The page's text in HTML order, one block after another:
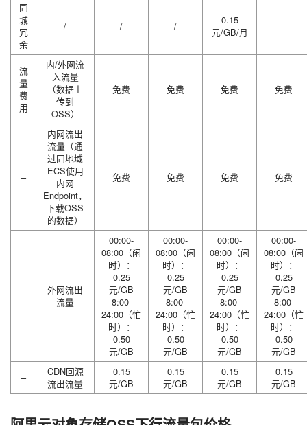
同
城
冗
余
/ / /
0.15
元/GB/月
流
量
费
用
内/外网流
入流量
（数据上
传到
OSS）
免费 免费 免费 免费
–
内网流出
流量（通
过同地域
ECS使用
内网
Endpoint，
下载OSS
的数据）
免费 免费 免费 免费
–
外网流出
流量
00:00-
08:00（闲
时）：
0.25
元/GB
8:00-
24:00（忙
时）：
0.50
元/GB
00:00-
08:00（闲
时）：
0.25
元/GB
8:00-
24:00（忙
时）：
0.50
元/GB
00:00-
08:00（闲
时）：
0.25
元/GB
8:00-
24:00（忙
时）：
0.50
元/GB
00:00-
08:00（闲
时）：
0.25
元/GB
8:00-
24:00（忙
时）：
0.50
元/GB
–
CDN回源
流出流量
0.15
元/GB
0.15
元/GB
0.15
元/GB
0.15
元/GB